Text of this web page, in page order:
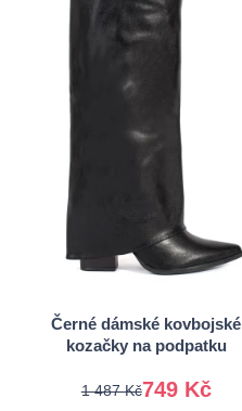
Černé dámské kovbojské
kozačky na podpatku
749 Kč
1 487 Kč
40